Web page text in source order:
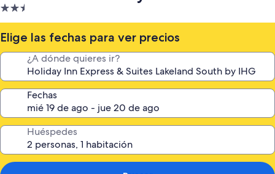
Propiedad
de
2.5
estrellas
Elige las fechas para ver precios
¿A dónde quieres ir?
Fechas
Huéspedes